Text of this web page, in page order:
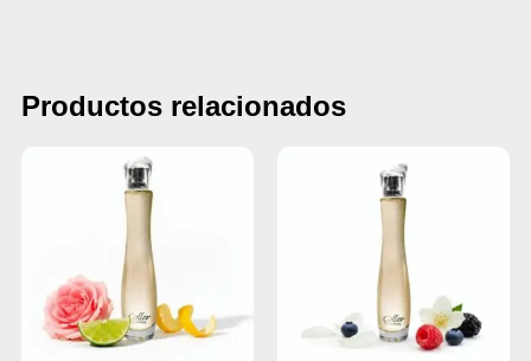
Productos relacionados